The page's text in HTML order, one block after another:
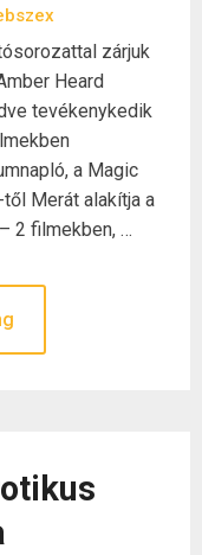
zárjuk
Heard
tevékenykedik
a Magic
Merát alakítja a
2 filmekben, …